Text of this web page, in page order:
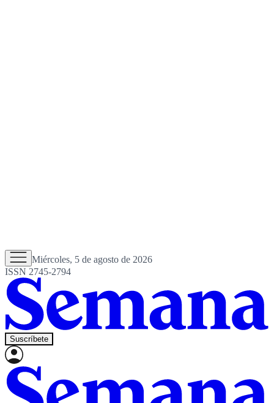
Miércoles, 5 de agosto de 2026
ISSN 2745-2794
Suscríbete